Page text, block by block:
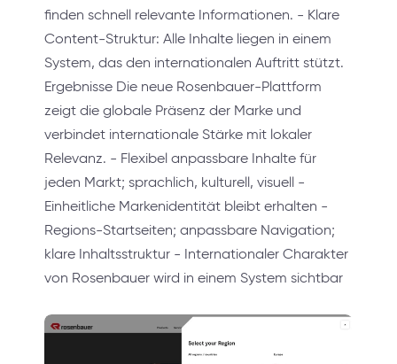
finden schnell relevante Informationen. - Klare
Content-Struktur: Alle Inhalte liegen in einem
System, das den internationalen Auftritt stützt.
Ergebnisse Die neue Rosenbauer-Plattform
zeigt die globale Präsenz der Marke und
verbindet internationale Stärke mit lokaler
Relevanz. - Flexibel anpassbare Inhalte für
jeden Markt; sprachlich, kulturell, visuell -
Einheitliche Markenidentität bleibt erhalten -
Regions-Startseiten; anpassbare Navigation;
klare Inhaltsstruktur - Internationaler Charakter
von Rosenbauer wird in einem System sichtbar